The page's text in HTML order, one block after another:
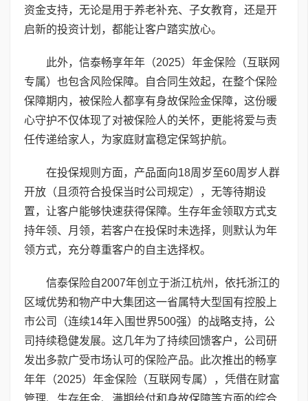
资金支持，无论是用于养老补充、子女教育，还是开
启新的投资计划，都能让客户踏实放心。
此外，信泰畅享年年（2025）年金保险（互联网
专属）也包含风险保障。自合同生效起，在整个保险
保障期内，被保险人都享有身故保险金保障，这份暖
心守护不仅体现了对被保险人的关怀，更能将爱与责
任传递给家人，为家庭财富稳定保驾护航。
在投保规则方面，产品面向18周岁至60周岁人群
开放（且须符合投保当时公司规定），无等待期设
置，让客户能够快速获得保障。生存年金领取方式支
持年领、月领，若客户在投保时未选择，则默认为年
领方式，充分尊重客户的自主选择权。
信泰保险自2007年创立于浙江杭州，依托浙江的
区域优势和物产中大集团这一省属特大型国有控股上
市公司（连续14年入围世界500强）的战略支持，公
司持续稳健发展。这几年为了持续回馈客户，公司研
发出多款广受市场认可的保险产品。此次推出的畅享
年年（2025）年金保险（互联网专属），凭借在财富
管理、生存年金、满期给付和身故保障等方面的综合